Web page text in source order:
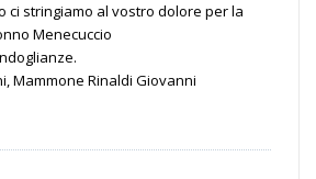
ci stringiamo al vostro dolore per la
Menecuccio
Mammone Rinaldi Giovanni